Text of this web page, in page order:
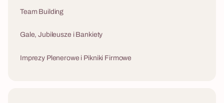
Team Building
Gale, Jubileusze i Bankiety
Imprezy Plenerowe i Pikniki Firmowe